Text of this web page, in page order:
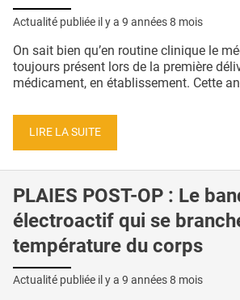
Actualité publiée il y a 9 années 8 mois
On sait bien qu’en routine clinique le
toujours présent lors de la première
médicament, en établissement. Cette
LIRE LA SUITE
PLAIES POST-OP : Le
électroactif qui se
température du corps
Actualité publiée il y a 9 années 8 mois